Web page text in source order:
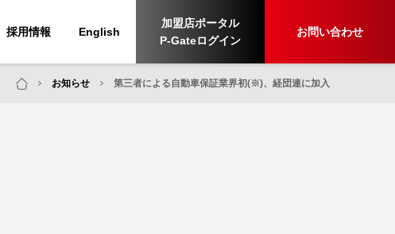
採用情報 English
加盟店ポータル
P-Gateログイン
お問い合わせ
お知らせ 第三者による自動車保証業界初(※)、経団連に加入